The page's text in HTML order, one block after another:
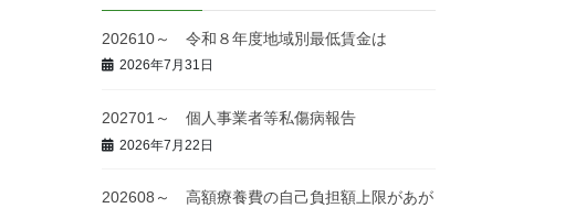
202610～ 令和８年度地域別最低賃金は
2026年7月31日
202701～ 個人事業者等私傷病報告
2026年7月22日
202608～ 高額療養費の自己負担額上限があが